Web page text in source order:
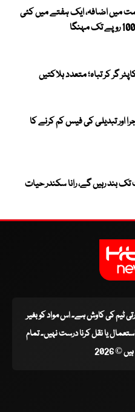
میں اضافہ، ایک ہفتے میں کئی
اور تبدیلی کی فیس کم کرنے کا
ٹیم کی کاوش ہے۔ اس مواد کو بغیر
یا نقل کرنا درست نہیں۔ تمام
2026